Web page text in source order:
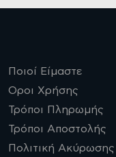
Ποιοί Είμαστε
Οροι Χρήσης
Τρόποι Πληρωμής
Τρόποι Αποστολής
Πολιτική